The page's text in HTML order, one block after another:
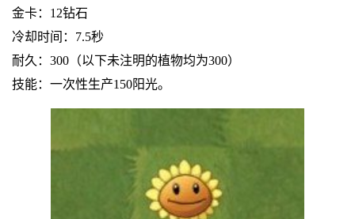
金卡：12钻石
冷却时间：7.5秒
耐久：300（以下未注明的植物均为300）
技能：一次性生产150阳光。